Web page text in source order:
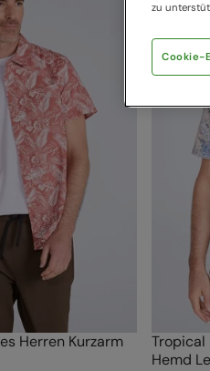
Herren Kurzarm
Tropical
Hemd
zu
Cookie-